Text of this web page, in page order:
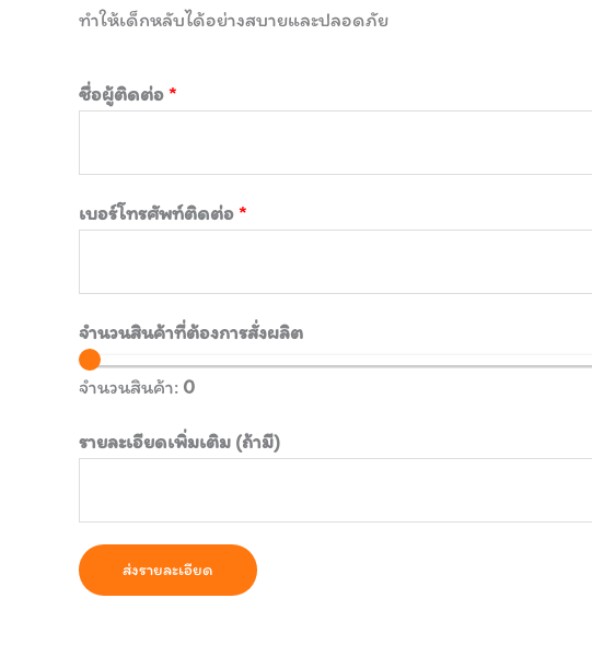
ทำให้เด็กหลับได้อย่างสบายและปลอดภัย
ชื่อผู้ติดต่อ*
เบอร์โทรศัพท์ติดต่อ*
จำนวนสินค้าที่ต้องการสั่งผลิต
จำนวนสินค้า: 0
รายละเอียดเพิ่มเติม (ถ้ามี)
ส่งรายละเอียด